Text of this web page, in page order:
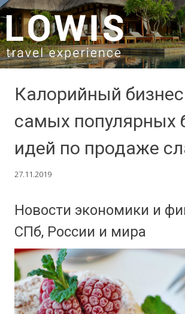
SKIP TO CONTENT
Калорийный
самых популярных
идей по продаже
27.11.2019
Новости экономики и
СПб, России и мира